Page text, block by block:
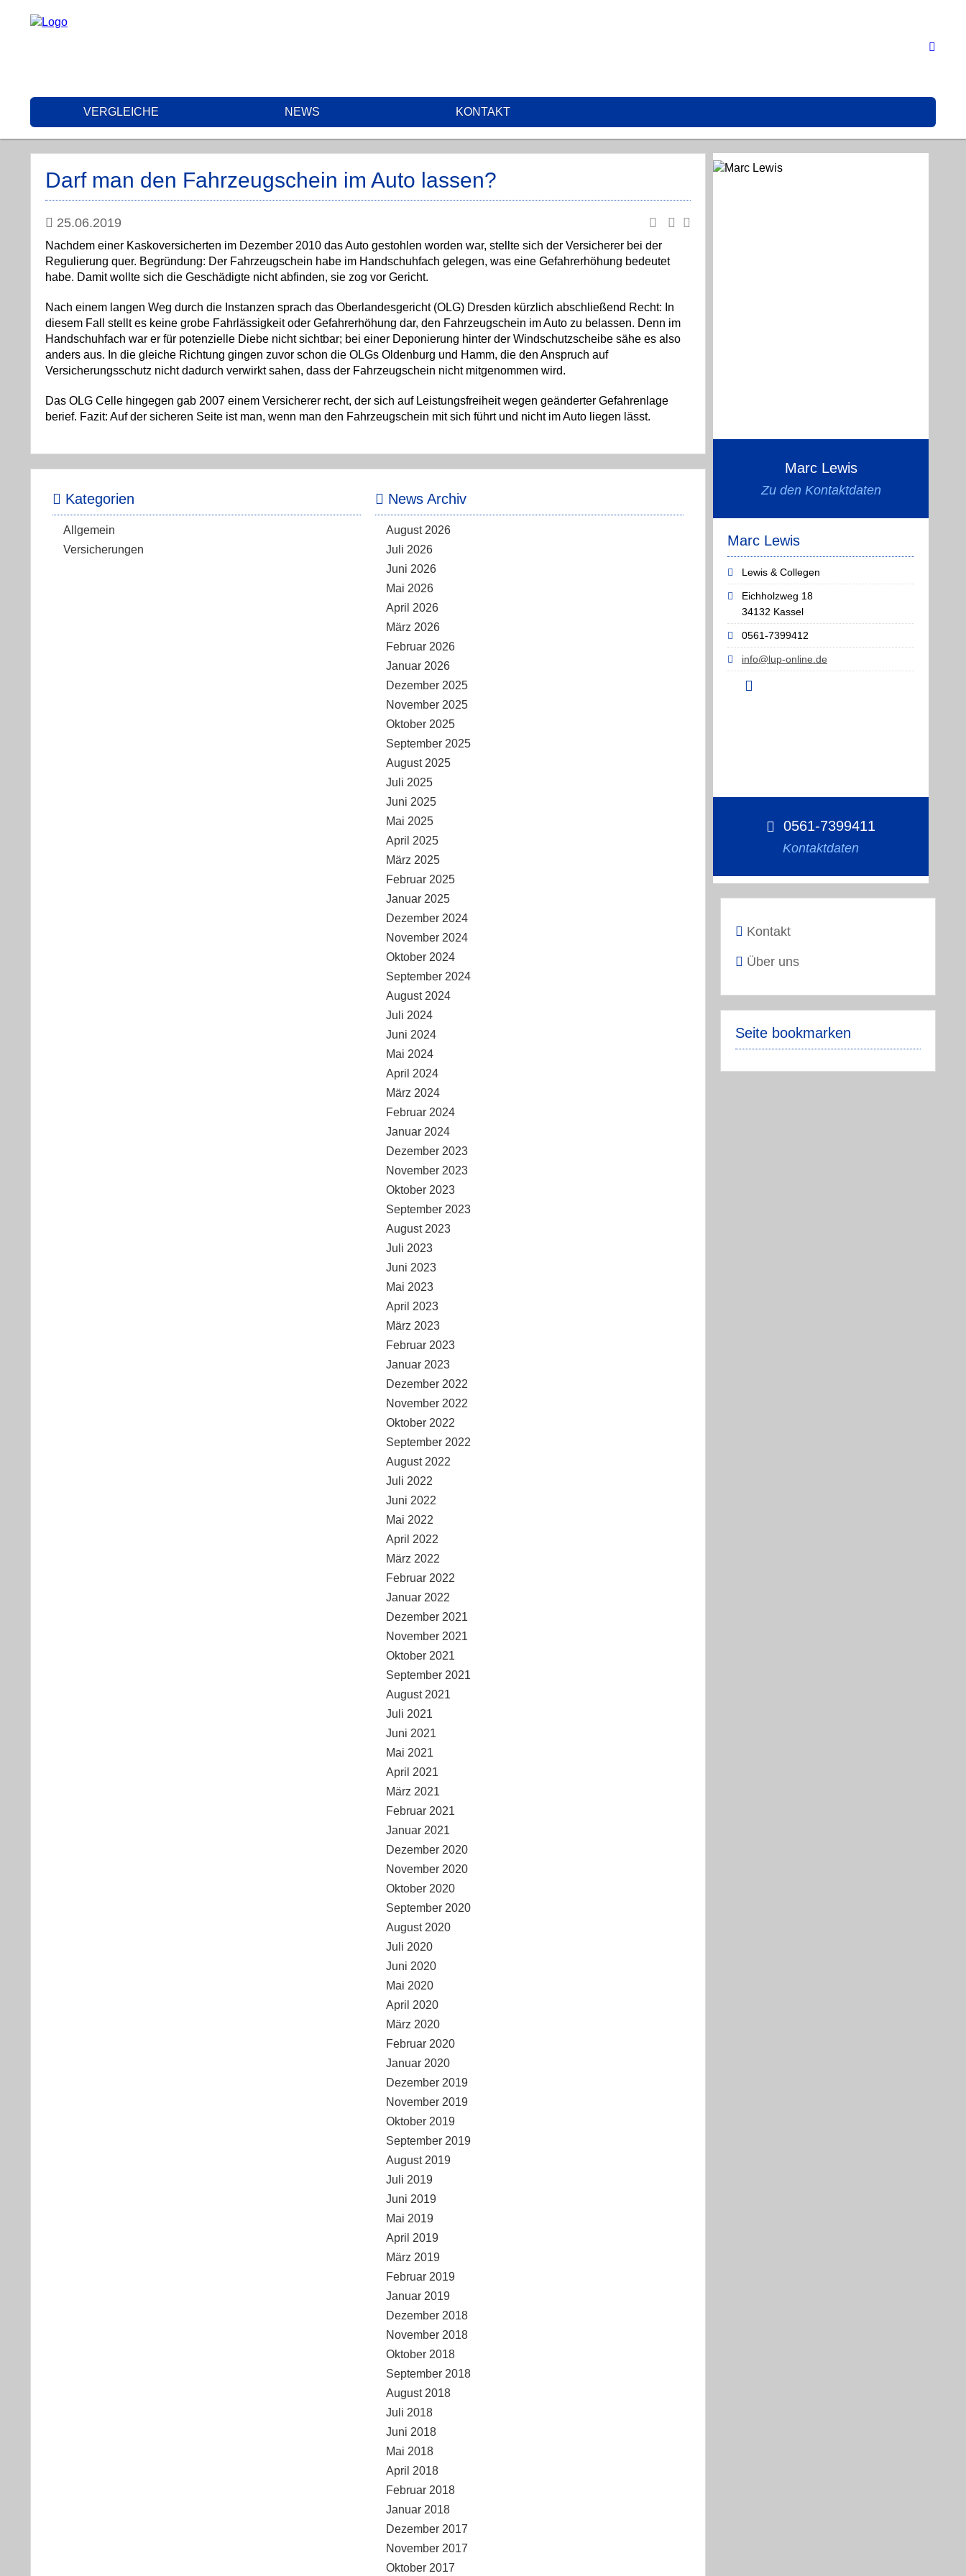
VERGLEICHE NEWS KONTAKT
Marc Lewis
Zu den Kontaktdaten
Marc Lewis
Lewis & Collegen
Eichholzweg 18
34132 Kassel
0561-7399412
info@lup-online.de
0561-7399411
Kontaktdaten
Kontakt
Über uns
Seite bookmarken
Darf man den Fahrzeugschein im Auto lassen?
25.06.2019
Nachdem einer Kaskoversicherten im Dezember 2010 das Auto gestohlen worden war, stellte sich der Versicherer bei der
Regulierung quer. Begründung: Der Fahrzeugschein habe im Handschuhfach gelegen, was eine Gefahrerhöhung bedeutet
habe. Damit wollte sich die Geschädigte nicht abfinden, sie zog vor Gericht.
Nach einem langen Weg durch die Instanzen sprach das Oberlandesgericht (OLG) Dresden kürzlich abschließend Recht: In
diesem Fall stellt es keine grobe Fahrlässigkeit oder Gefahrerhöhung dar, den Fahrzeugschein im Auto zu belassen. Denn im
Handschuhfach war er für potenzielle Diebe nicht sichtbar; bei einer Deponierung hinter der Windschutzscheibe sähe es also
anders aus. In die gleiche Richtung gingen zuvor schon die OLGs Oldenburg und Hamm, die den Anspruch auf
Versicherungsschutz nicht dadurch verwirkt sahen, dass der Fahrzeugschein nicht mitgenommen wird.
Das OLG Celle hingegen gab 2007 einem Versicherer recht, der sich auf Leistungsfreiheit wegen geänderter Gefahrenlage
berief. Fazit: Auf der sicheren Seite ist man, wenn man den Fahrzeugschein mit sich führt und nicht im Auto liegen lässt.
Kategorien
Allgemein
Versicherungen
News Archiv
August 2026
Juli 2026
Juni 2026
Mai 2026
April 2026
März 2026
Februar 2026
Januar 2026
Dezember 2025
November 2025
Oktober 2025
September 2025
August 2025
Juli 2025
Juni 2025
Mai 2025
April 2025
März 2025
Februar 2025
Januar 2025
Dezember 2024
November 2024
Oktober 2024
September 2024
August 2024
Juli 2024
Juni 2024
Mai 2024
April 2024
März 2024
Februar 2024
Januar 2024
Dezember 2023
November 2023
Oktober 2023
September 2023
August 2023
Juli 2023
Juni 2023
Mai 2023
April 2023
März 2023
Februar 2023
Januar 2023
Dezember 2022
November 2022
Oktober 2022
September 2022
August 2022
Juli 2022
Juni 2022
Mai 2022
April 2022
März 2022
Februar 2022
Januar 2022
Dezember 2021
November 2021
Oktober 2021
September 2021
August 2021
Juli 2021
Juni 2021
Mai 2021
April 2021
März 2021
Februar 2021
Januar 2021
Dezember 2020
November 2020
Oktober 2020
September 2020
August 2020
Juli 2020
Juni 2020
Mai 2020
April 2020
März 2020
Februar 2020
Januar 2020
Dezember 2019
November 2019
Oktober 2019
September 2019
August 2019
Juli 2019
Juni 2019
Mai 2019
April 2019
März 2019
Februar 2019
Januar 2019
Dezember 2018
November 2018
Oktober 2018
September 2018
August 2018
Juli 2018
Juni 2018
Mai 2018
April 2018
Februar 2018
Januar 2018
Dezember 2017
November 2017
Oktober 2017